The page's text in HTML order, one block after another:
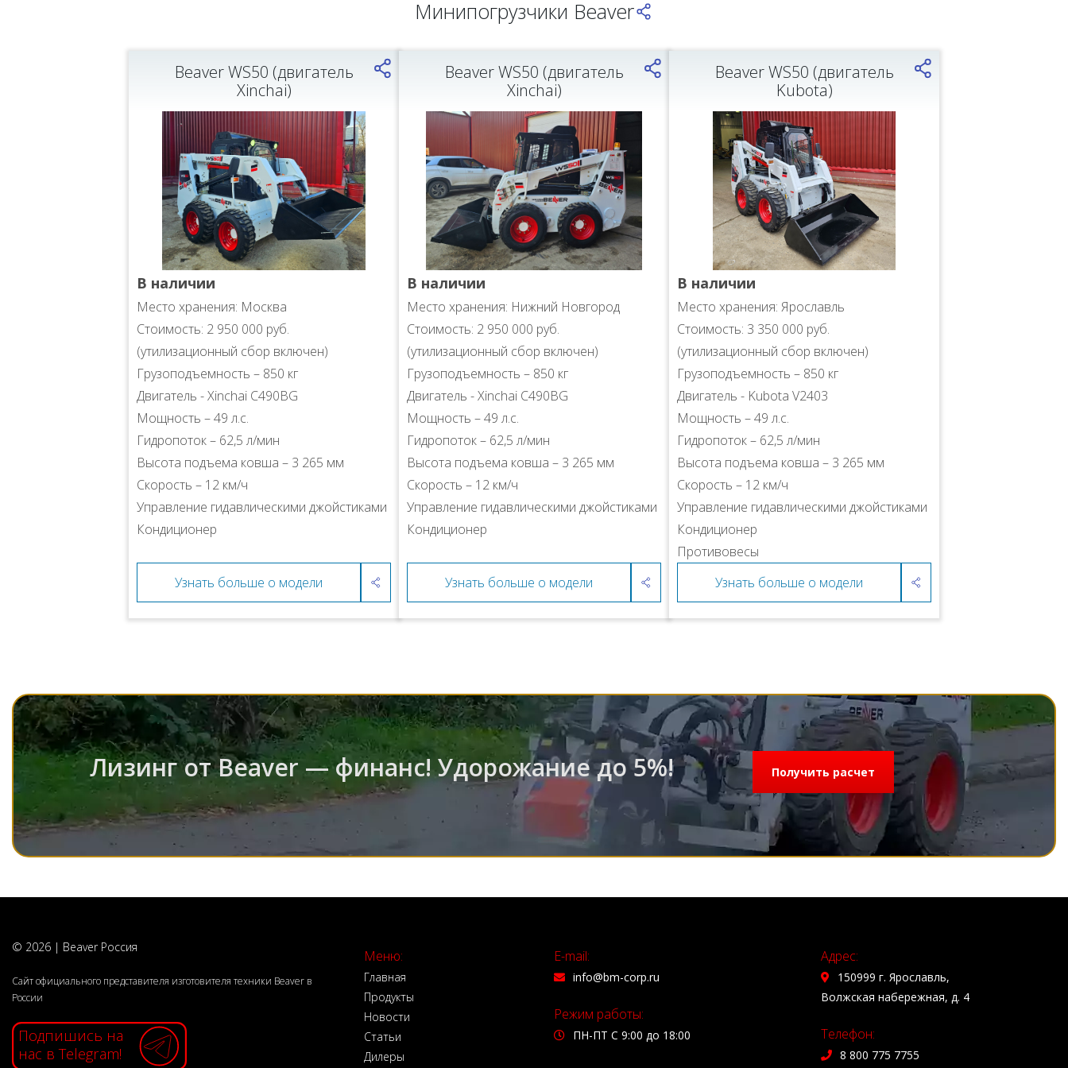
Минипогрузчики Beaver
Beaver WS50 (двигатель
Xinchai)
В наличии
Место хранения: Москва
Стоимость: 2 950 000 руб.
(утилизационный сбор включен)
Грузоподъемность – 850 кг
Двигатель - Xinchai C490BG
Мощность – 49 л.с.
Гидропоток – 62,5 л/мин
Высота подъема ковша – 3 265 мм
Скорость – 12 км/ч
Управление гидавлическими джойстиками
Кондиционер
Узнать больше о модели
Beaver WS50 (двигатель
Xinchai)
В наличии
Место хранения: Нижний Новгород
Стоимость: 2 950 000 руб.
(утилизационный сбор включен)
Грузоподъемность – 850 кг
Двигатель - Xinchai C490BG
Мощность – 49 л.с.
Гидропоток – 62,5 л/мин
Высота подъема ковша – 3 265 мм
Скорость – 12 км/ч
Управление гидавлическими джойстиками
Кондиционер
Узнать больше о модели
Beaver WS50 (двигатель
Kubota)
В наличии
Место хранения: Ярославль
Стоимость: 3 350 000 руб.
(утилизационный сбор включен)
Грузоподъемность – 850 кг
Двигатель - Kubota V2403
Мощность – 49 л.с.
Гидропоток – 62,5 л/мин
Высота подъема ковша – 3 265 мм
Скорость – 12 км/ч
Управление гидавлическими джойстиками
Кондиционер
Противовесы
Узнать больше о модели
Лизинг от Beaver — финанс! Удорожание до 5%! Получить расчет
© 2026 | Beaver Россия
Сайт официального представителя изготовителя техники Beaver в
России
Подпишись на
нас в Telegram!
Меню:
Главная
Продукты
Новости
Статьи
Дилеры
E-mail:
info@bm-corp.ru
Режим работы:
ПН-ПТ С 9:00 до 18:00
Адрес:
150999 г. Ярославль,
Волжская набережная, д. 4
Телефон:
8 800 775 7755